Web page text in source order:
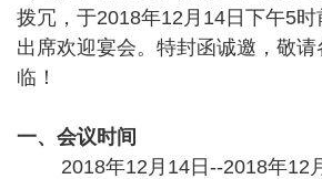
拨冗，于2018年12月14日下午5
出席欢迎宴会。特封函诚邀，敬
临！
一、会议时间
2018年12月14日--2018年12